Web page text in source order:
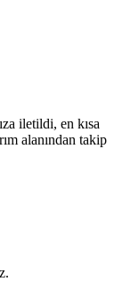
iletildi, en kısa
alanından takip